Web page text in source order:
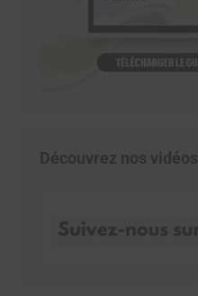
Découvrez nos vidéos